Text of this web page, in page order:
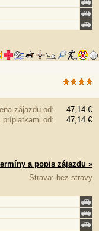
zájazdu od:
47,14 €
príplatkami od:
47,14 €
a popis zájazdu »
Strava: bez stravy